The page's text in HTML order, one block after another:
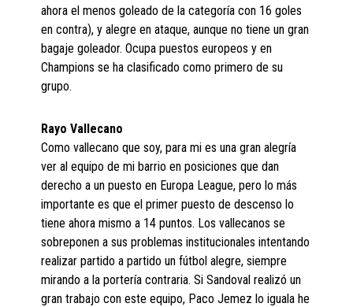
ahora el menos goleado de la categoría con 16 goles
en contra), y alegre en ataque, aunque no tiene un gran
bagaje goleador. Ocupa puestos europeos y en
Champions se ha clasificado como primero de su
grupo.
Rayo Vallecano
Como vallecano que soy, para mi es una gran alegría
ver al equipo de mi barrio en posiciones que dan
derecho a un puesto en Europa League, pero lo más
importante es que el primer puesto de descenso lo
tiene ahora mismo a 14 puntos. Los vallecanos se
sobreponen a sus problemas institucionales intentando
realizar partido a partido un fútbol alegre, siempre
mirando a la portería contraria. Si Sandoval realizó un
gran trabajo con este equipo, Paco Jemez lo iguala he